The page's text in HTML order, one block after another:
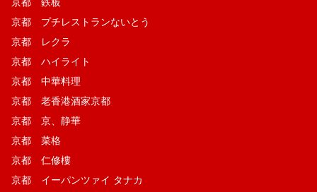
京都 プチレストランないとう
京都 レクラ
京都 ハイライト
京都 中華料理
京都 老香港酒家京都
京都 京、静華
京都 菜格
京都 仁修樓
京都 イーパンツァイ タナカ